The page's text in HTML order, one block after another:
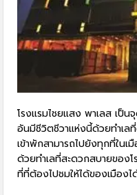
โรงแรมไชยแสง พาเลส เป็น
อันมีชีวิตชีวาแห่งนี้ด้วยทำเ
เข้าพักสามารถไปยังทุกที่ใน
ด้วยทำเลที่สะดวกสบายของ
ที่ที่ต้องไปชมให้ได้ของเมือง